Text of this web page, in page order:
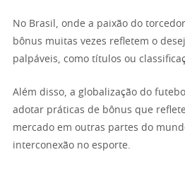
No Brasil, onde a paixão do
bônus muitas vezes refletem o
palpáveis, como títulos ou
Além disso, a globalização do
adotar práticas de bônus que
mercado em outras partes do
interconexão no esporte.